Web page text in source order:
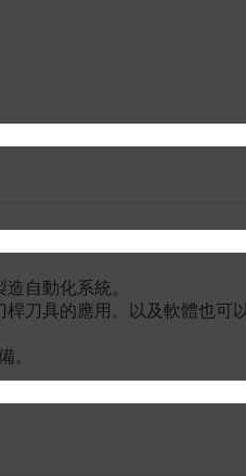
自動化系統。
刀具的應用。以及軟體也可
。